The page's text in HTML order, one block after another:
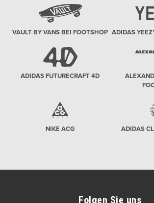
VAULT BY VANS BEI FOOTSHOP ADIDAS
ADIDAS FUTURECRAFT 4D
NIKE ACG ADIDAS
Folgen Sie uns